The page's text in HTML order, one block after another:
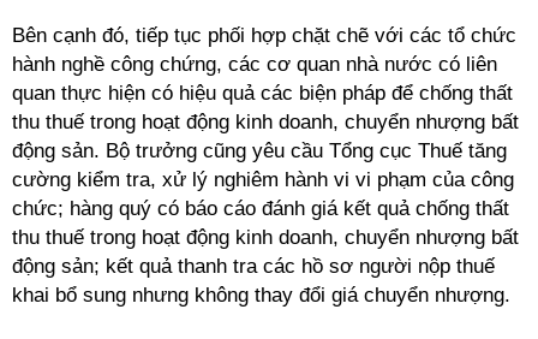
Bên cạnh đó, tiếp tục phối hợp chặt chẽ với các tổ chức
hành nghề công chứng, các cơ quan nhà nước có liên
quan thực hiện có hiệu quả các biện pháp để chống thất
thu thuế trong hoạt động kinh doanh, chuyển nhượng bất
động sản. Bộ trưởng cũng yêu cầu Tổng cục Thuế tăng
cường kiểm tra, xử lý nghiêm hành vi vi phạm của công
chức; hàng quý có báo cáo đánh giá kết quả chống thất
thu thuế trong hoạt động kinh doanh, chuyển nhượng bất
động sản; kết quả thanh tra các hồ sơ người nộp thuế
khai bổ sung nhưng không thay đổi giá chuyển nhượng.